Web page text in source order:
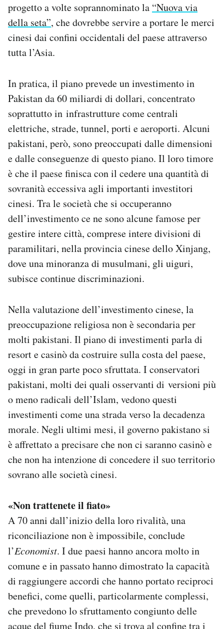
progetto a volte soprannominato la “Nuova via
della seta”, che dovrebbe servire a portare le merci
cinesi dai confini occidentali del paese attraverso
tutta l’Asia.
In pratica, il piano prevede un investimento in
Pakistan da 60 miliardi di dollari, concentrato
soprattutto in infrastrutture come centrali
elettriche, strade, tunnel, porti e aeroporti. Alcuni
pakistani, però, sono preoccupati dalle dimensioni
e dalle conseguenze di questo piano. Il loro timore
è che il paese finisca con il cedere una quantità di
sovranità eccessiva agli importanti investitori
cinesi. Tra le società che si occuperanno
dell’investimento ce ne sono alcune famose per
gestire intere città, comprese intere divisioni di
paramilitari, nella provincia cinese dello Xinjang,
dove una minoranza di musulmani, gli uiguri,
subisce continue discriminazioni.
Nella valutazione dell’investimento cinese, la
preoccupazione religiosa non è secondaria per
molti pakistani. Il piano di investimenti parla di
resort e casinò da costruire sulla costa del paese,
oggi in gran parte poco sfruttata. I conservatori
pakistani, molti dei quali osservanti di versioni più
o meno radicali dell’Islam, vedono questi
investimenti come una strada verso la decadenza
morale. Negli ultimi mesi, il governo pakistano si
è affrettato a precisare che non ci saranno casinò e
che non ha intenzione di concedere il suo territorio
sovrano alle società cinesi.
«Non trattenete il fiato»
A 70 anni dall’inizio della loro rivalità, una
riconciliazione non è impossibile, conclude
l’Economist. I due paesi hanno ancora molto in
comune e in passato hanno dimostrato la capacità
di raggiungere accordi che hanno portato reciproci
benefici, come quelli, particolarmente complessi,
che prevedono lo sfruttamento congiunto delle
acque del fiume Indo, che si trova al confine tra i